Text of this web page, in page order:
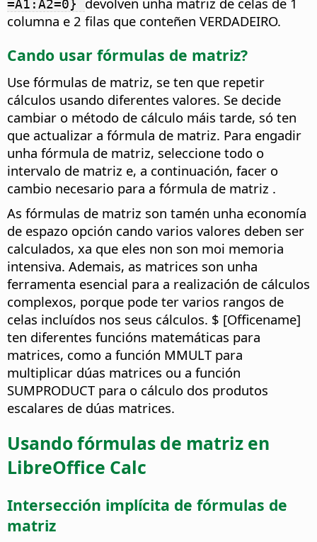
=A1:A2=0}
columna e 2 filas que conteñen VERDADEIRO.
Cando usar fórmulas de matriz?
Use fórmulas de matriz, se ten que repetir
cálculos usando diferentes valores. Se decide
cambiar o método de cálculo máis tarde, só ten
que actualizar a fórmula de matriz. Para engadir
unha fórmula de matriz, seleccione todo o
intervalo de matriz e, a continuación, facer o
cambio necesario para a fórmula de matriz .
As fórmulas de matriz son tamén unha economía
de espazo opción cando varios valores deben ser
calculados, xa que eles non son moi memoria
intensiva. Ademais, as matrices son unha
ferramenta esencial para a realización de cálculos
complexos, porque pode ter varios rangos de
celas incluídos nos seus cálculos. $ [Officename]
ten diferentes funcións matemáticas para
matrices, como a función MMULT para
multiplicar dúas matrices ou a función
SUMPRODUCT para o cálculo dos produtos
escalares de dúas matrices.
Usando fórmulas de matriz en
LibreOffice Calc
Intersección implícita de fórmulas de
matriz